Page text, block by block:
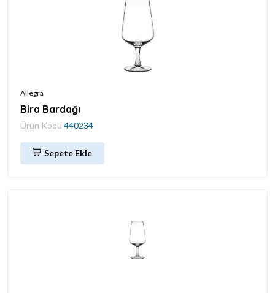
Allegra
Bira Bardağı
Ürün Kodu 440234
Sepete Ekle